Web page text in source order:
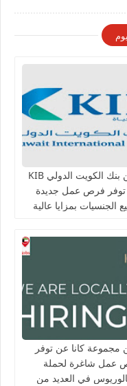
يعلن بنك الكويت الدولي KIB
فرص عمل جديدة
الجنسيات بمزايا عالية
مجموعة كانا عن توفر
عمل شاغرة لحملة
في العديد من